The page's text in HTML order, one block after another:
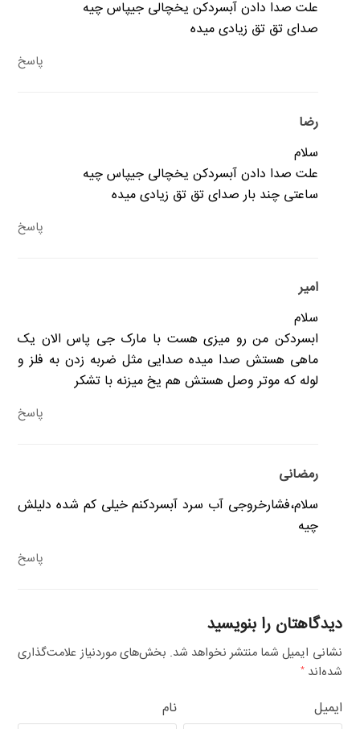
علت صدا دادن آبسردکن یخچالی جیپاس چیه
صدای تق تق زیادی میده
پاسخ
رضا
سلام
علت صدا دادن آبسردکن یخچالی جیپاس چیه
ساعتی چند بار صدای تق تق زیادی میده
پاسخ
امیر
سلام
ابسردکن من رو میزی هست با مارک جی پاس الان یک
ماهی هستش صدا میده صدایی مثل ضربه زدن به فلز و
لوله که موتر وصل هستش هم یخ میزنه با تشکر
پاسخ
رمضانی
سلام،فشارخروجی آب سرد آبسردکنم خیلی کم شده دلیلش
چیه
پاسخ
دیدگاهتان را بنویسید
نشانی ایمیل شما منتشر نخواهد شد. بخش‌های موردنیاز علامت‌گذاری
شده‌اند*
نام ایمیل